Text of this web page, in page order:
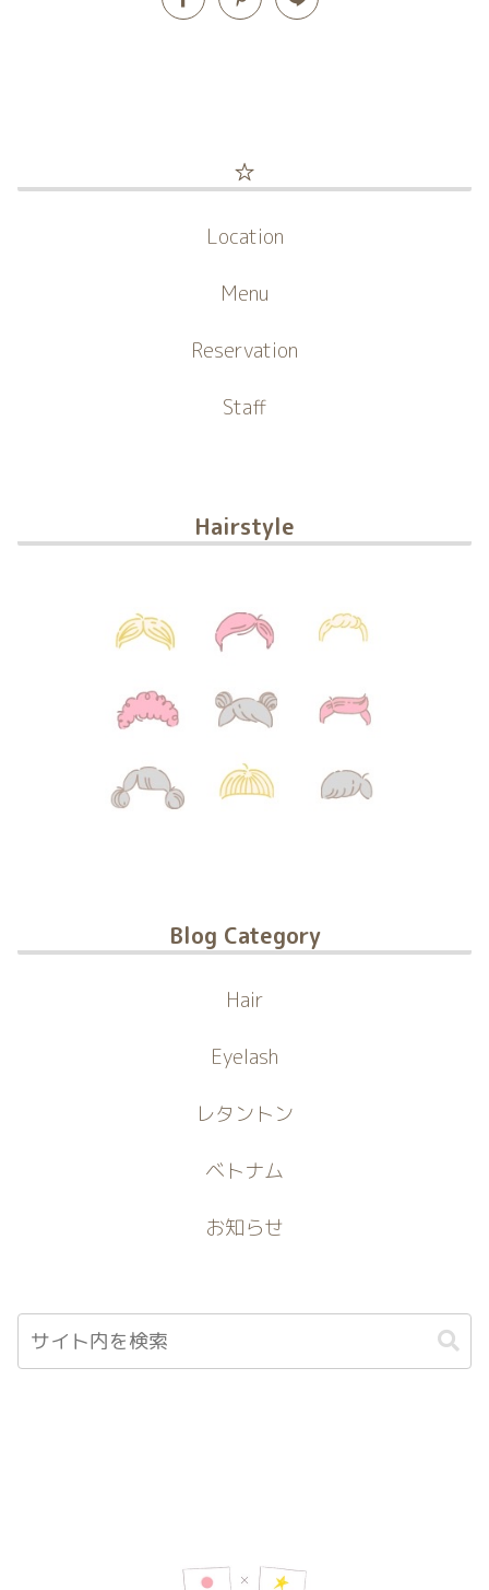
☆
Location
Menu
Reservation
Staff
Hairstyle
Blog Category
Hair
Eyelash
レタントン
ベトナム
お知らせ